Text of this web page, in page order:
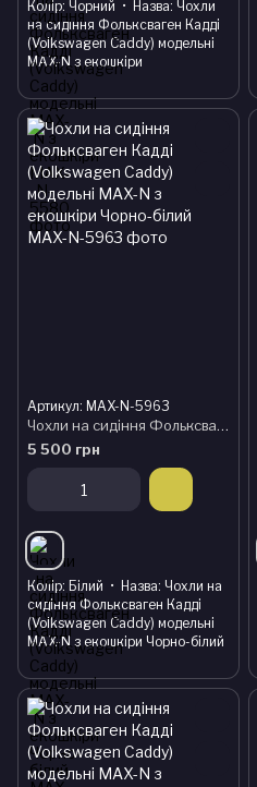
Колір Чорний Назва Чохли
на сидіння Фольксваген Кадді
(Volkswagen Caddy) модельні
MAX-N з екошкіри
Артикул: MAX-N-5963
Чохли на сидіння Фольксваген Кадді (Volkswagen Caddy) модельні MAX-N з екошкіри Чорно-білий
5 500 грн
Колір Білий Назва Чохли на
сидіння Фольксваген Кадді
(Volkswagen Caddy) модельні
MAX-N з екошкіри Чорно-білий